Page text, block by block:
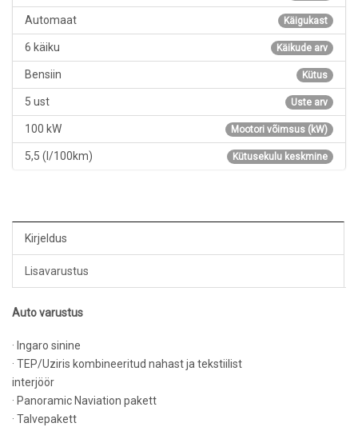
Käigukast
Automaat
Käikude arv
6 käiku
Kütus
Bensiin
Uste arv
5 ust
Mootori võimsus (kW)
100 kW
Kütusekulu keskmine
5,5 (l/100km)
Kirjeldus
Lisavarustus
Auto varustus
· Ingaro sinine
· TEP/Uziris kombineeritud nahast ja tekstiilist
interjöör
· Panoramic Naviation pakett
· Talvepakett